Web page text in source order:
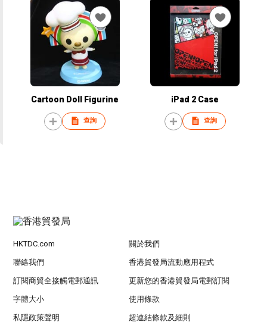
Cartoon Doll Figurine
查詢
iPad 2 Case
查詢
HKTDC.com 關於我們
聯絡我們 香港貿發局流動應用程式
訂閱商貿全接觸電郵通訊 更新您的香港貿發局電郵訂閱
字體大小 使用條款
私隱政策聲明 超連結條款及細則